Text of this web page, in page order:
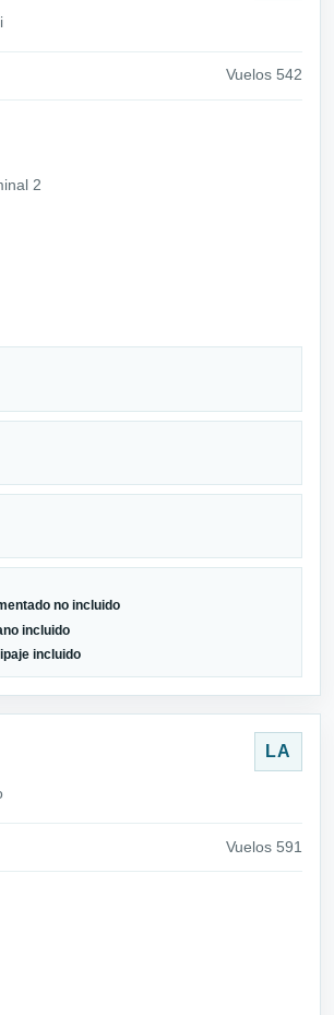
Vuelos 542
2
no incluido
incluido
incluido
LA
Vuelos 591